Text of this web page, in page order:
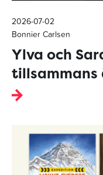
2026-07-02
Bonnier Carlsen
Ylva och
tillsammans